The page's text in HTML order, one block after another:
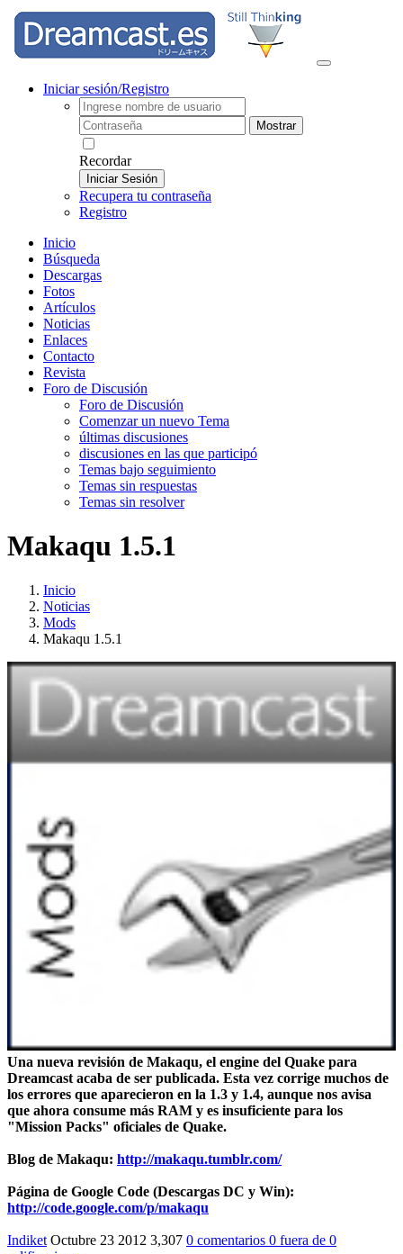
Iniciar sesión/Registro
Mostrar
Recordar
Iniciar Sesión
Recupera tu contraseña
Registro
Inicio
Búsqueda
Descargas
Fotos
Artículos
Noticias
Enlaces
Contacto
Revista
Foro de Discusión
Foro de Discusión
Comenzar un nuevo Tema
últimas discusiones
discusiones en las que participó
Temas bajo seguimiento
Temas sin respuestas
Temas sin resolver
Makaqu 1.5.1
Inicio
Noticias
Mods
Makaqu 1.5.1
Una nueva revisión de Makaqu, el engine del Quake para
Dreamcast acaba de ser publicada. Esta vez corrige muchos de
los errores que aparecieron en la 1.3 y 1.4, aunque nos avisa
que ahora consume más RAM y es insuficiente para los
"Mission Packs" oficiales de Quake.
Blog de Makaqu: http://makaqu.tumblr.com/
Página de Google Code (Descargas DC y Win):
http://code.google.com/p/makaqu
Indiket Octubre 23 2012 3,307 0 comentarios 0 fuera de 0